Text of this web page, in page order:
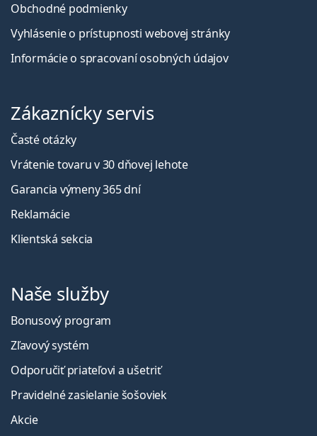
Obchodné podmienky
Vyhlásenie o prístupnosti webovej stránky
Informácie o spracovaní osobných údajov
Zákaznícky servis
Časté otázky
Vrátenie tovaru v 30 dňovej lehote
Garancia výmeny 365 dní
Reklamácie
Klientská sekcia
Naše služby
Bonusový program
Zľavový systém
Odporučiť priateľovi a ušetriť
Pravidelné zasielanie šošoviek
Akcie